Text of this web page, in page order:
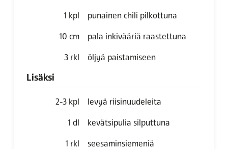
1 kpl punainen chili pilkottuna
10 cm pala inkivääriä raastettuna
3 rkl öljyä paistamiseen
Lisäksi
2-3 kpl levyä riisinuudeleita
1 dl kevätsipulia silputtuna
1 rkl seesaminsiemeniä